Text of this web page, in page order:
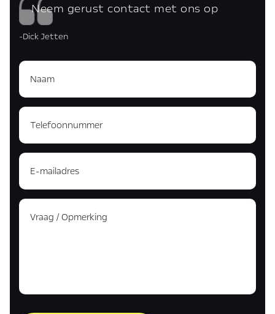
Neem gerust contact met ons op
-Dick Jetten